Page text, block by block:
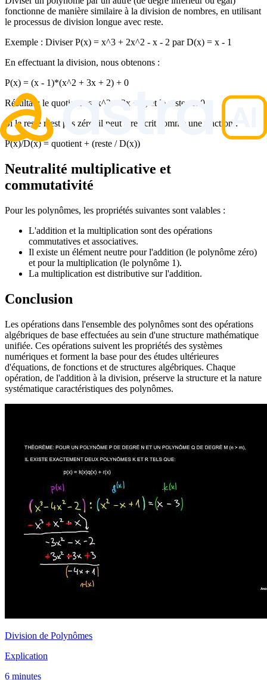
fonctionne de manière similaire à la division de nombres, en utilisant
le processus de division longue avec reste.
Exemple : Diviser P(x) = x^3 + 2x^2 - x - 2 par D(x) = x - 1
En effectuant la division, nous obtenons :
P(x) = (x - 1)*(x^2 + 3x + 2) + 0
Résultat : le quotient est x^2 + 3x + 2, et le reste est 0.
Si le reste n'est pas zéro, il peut être écrit comme une fraction :
P(x)/D(x) = quotient + (reste / D(x))
Neutralité multiplicative et
commutativité
Pour les polynômes, les propriétés suivantes sont valables :
L'addition et la multiplication sont des opérations
commutatives et associatives.
Il existe un élément neutre pour l'addition (le polynôme zéro)
et pour la multiplication (le polynôme 1).
La multiplication est distributive sur l'addition.
Conclusion
Les opérations dans l'ensemble des polynômes sont des opérations
algébriques de base effectuées au sein d'une structure mathématique
unifiée. Ces opérations suivent les propriétés des systèmes
numériques et forment la base pour des études ultérieures
d'équations, de fonctions et de structures algébriques. Chaque
opération, de l'addition à la division, préserve la structure et la nature
systématique caractéristiques des polynômes.
Division de Polynômes
Explication
6 minutes